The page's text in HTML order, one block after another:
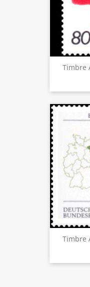
Timbre
Timbre